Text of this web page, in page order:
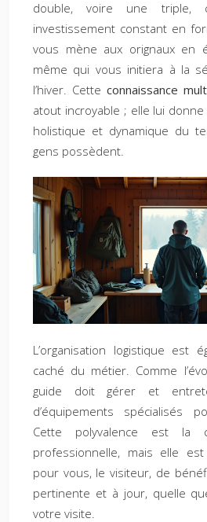
double, voire une triple,
investissement constant en
vous mène aux orignaux en
même qui vous initiera à la
l’hiver. Cette connaissance
atout incroyable ; elle lui
holistique et dynamique du
gens possèdent.
L’organisation logistique est
caché du métier. Comme
guide doit gérer et
d’équipements spécialisés
Cette polyvalence est
professionnelle, mais elle
pour vous, le visiteur, de
pertinente et à jour, quelle
votre visite.